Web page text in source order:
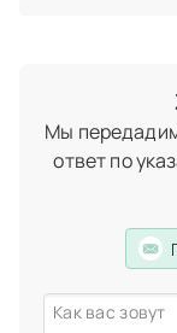
С и D.
помощью как
витаминно-
Мы
ответ по
Как вас зовут